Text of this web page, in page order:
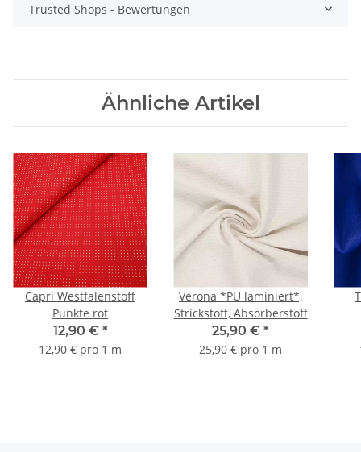
Trusted Shops - Bewertungen
Ähnliche Artikel
Capri Westfalenstoff
Punkte rot
12,90 € *
12,90 € pro 1 m
Verona *PU laminiert*,
Strickstoff, Absorberstoff
25,90 € *
25,90 € pro 1 m